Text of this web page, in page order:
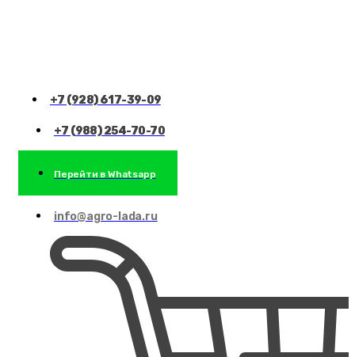
+7 (928) 617-39-09
+7 (988) 254-70-70
Перейти в Whatsapp
info@agro-lada.ru